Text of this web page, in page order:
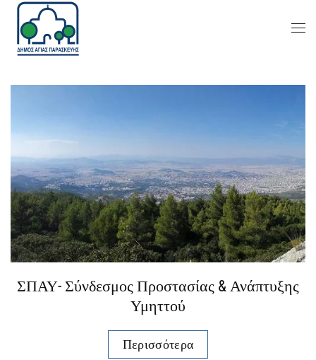
ΣΠΑΥ- Σύνδεσμος Προστασίας & Ανάπτυξης
Υμηττού
Περισσότερα